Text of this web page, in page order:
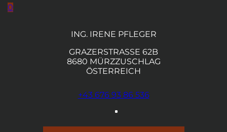
0
ING. IRENE PFLEGER
GRAZERSTRASSE 62B
8680 MÜRZZUSCHLAG
ÖSTERREICH
+43 676 93 86 536